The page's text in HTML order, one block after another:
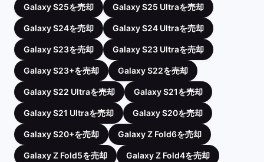
Galaxy S25を売却 Galaxy S25 Ultraを売却
Galaxy S24を売却 Galaxy S24 Ultraを売却
Galaxy S23を売却 Galaxy S23 Ultraを売却
Galaxy S23+を売却 Galaxy S22を売却
Galaxy S22 Ultraを売却 Galaxy S21を売却
Galaxy S21 Ultraを売却 Galaxy S20を売却
Galaxy S20+を売却 Galaxy Z Fold6を売却
Galaxy Z Fold5を売却 Galaxy Z Fold4を売却